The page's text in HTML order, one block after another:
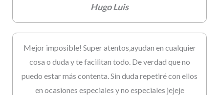
Hugo Luis
Mejor imposible! Super atentos,ayudan en cualquier
cosa o duda y te facilitan todo. De verdad que no
puedo estar más contenta. Sin duda repetiré con ellos
en ocasiones especiales y no especiales jejeje